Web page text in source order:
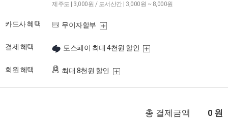
제주도 | 3,000원 / 도서산간 | 3,000원 ~ 8,000원
카드사 혜택 무이자할부
결제 혜택 토스페이 최대 4천원 할인
회원 혜택 최대 8천원 할인
총 결제금액 0 원